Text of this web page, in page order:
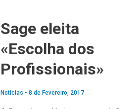
Sage eleita
«Escolha dos
Profissionais»
Notícias • 8 de Fevereiro, 2017